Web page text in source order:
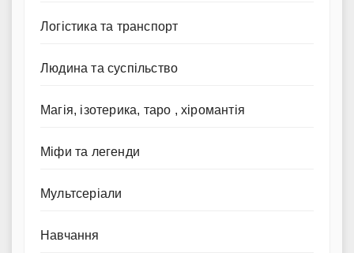
Логістика та транспорт
Людина та суспільство
Магія, ізотерика, таро , хіромантія
Міфи та легенди
Мультсеріали
Навчання